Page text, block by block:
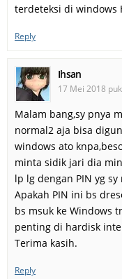
terdeteksi di windows
Reply
Ihsan
17 Mei 2018
Malam bang,sy pnya
normal2 aja bisa
windows ato
minta sidik jari dia
lp lg dengan PIN yg
Apakah PIN ini bs
bs msuk ke Windows
penting di hardisk
Terima kasih.
Reply